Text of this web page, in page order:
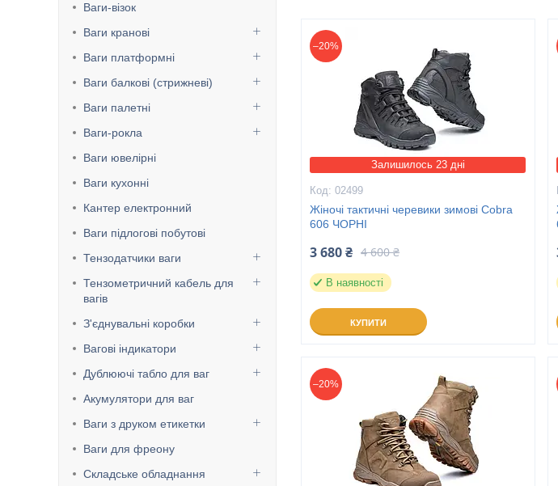
Ваги-візок
Ваги кранові
Ваги платформні
Ваги балкові (стрижневі)
Ваги палетні
Ваги-рокла
Ваги ювелірні
Ваги кухонні
Кантер електронний
Ваги підлогові побутові
Тензодатчики ваги
Тензометричний кабель для
вагів
З'єднувальні коробки
Вагові індикатори
Дублюючі табло для ваг
Акумулятори для ваг
Ваги з друком етикетки
Ваги для фреону
Складське обладнання
–20%
Залишилось 23 дні
02499
Жіночі тактичні черевики зимові Cobra
606 ЧОРНІ
3 680 ₴ 4 600 ₴
В наявності
КУПИТИ
–20%